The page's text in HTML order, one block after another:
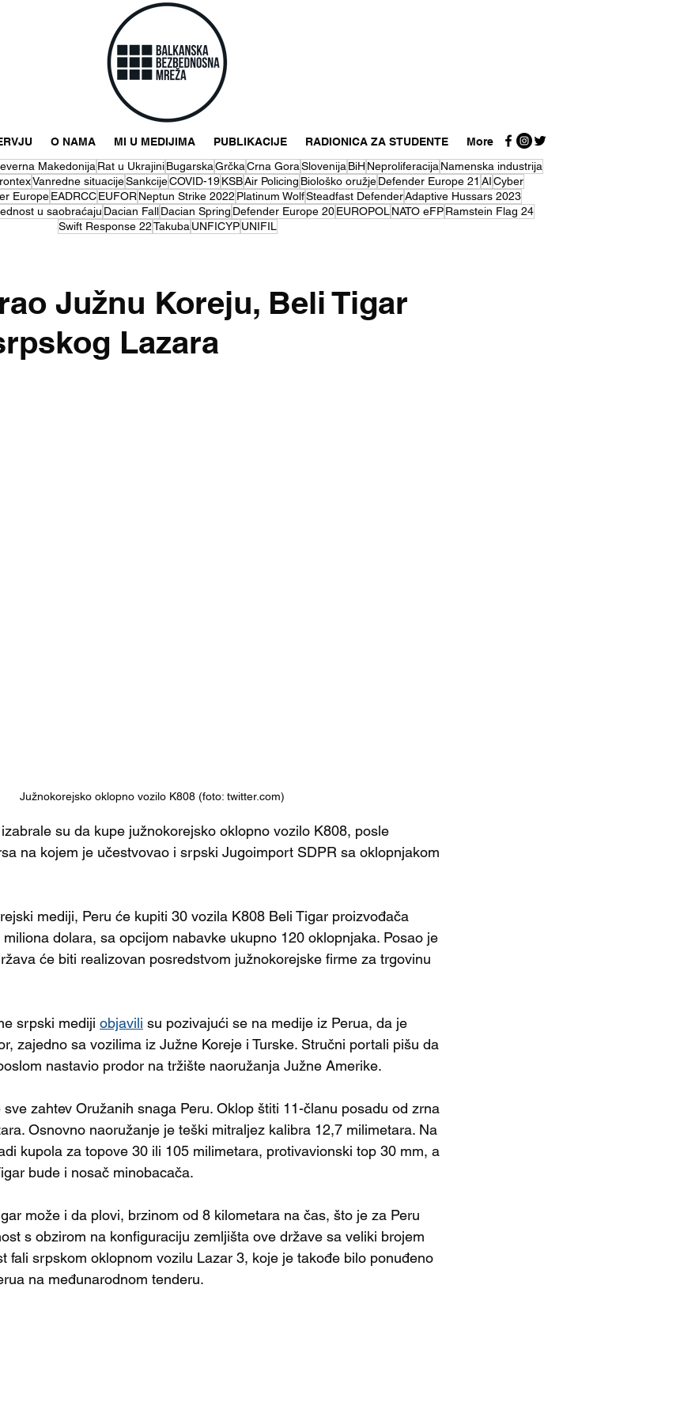
O NAMA MI U MEDIJIMA PUBLIKACIJE RADIONICA ZA STUDENTE
More
Makedonija Rat u UkrajiniBugarskaGrčkaCrna GoraSlovenija BiH Neproliferacija Namenska industrija
Vanredne situacijeSankcijeCOVID-19KSBAir Policing Biološko oružjeDefender Europe 21 AICyber
Europe EADRCC EUFOR Neptun Strike 2022 Platinum WolfSteadfast DefenderAdaptive Hussars 2023
u saobraćaju Dacian FallDacian Spring Defender Europe 20EUROPOLNATO eFPRamstein Flag 24
Swift Response 22Takuba UNFICYPUNIFIL
Južnu Koreju, Beli Tigar
Lazara
Južnokorejsko oklopno vozilo K808 (foto: twitter.com)
su da kupe južnokorejsko oklopno vozilo K808, posle
na kojem je učestvovao i srpski Jugoimport SDPR sa oklopnjakom
mediji, Peru će kupiti 30 vozila K808 Beli Tigar proizvođača
dolara, sa opcijom nabavke ukupno 120 oklopnjaka. Posao je
će biti realizovan posredstvom južnokorejske firme za trgovinu
srpski mediji objavili su pozivajući se na medije iz Perua, da je
zajedno sa vozilima iz Južne Koreje i Turske. Stručni portali pišu da
nastavio prodor na tržište naoružanja Južne Amerike.
zahtev Oružanih snaga Peru. Oklop štiti 11-članu posadu od zrna
Osnovno naoružanje je teški mitraljez kalibra 12,7 milimetara. Na
kupola za topove 30 ili 105 milimetara, protivavionski top 30 mm, a
bude i nosač minobacača.
može i da plovi, brzinom od 8 kilometara na čas, što je za Peru
s obzirom na konfiguraciju zemljišta ove države sa veliki brojem
fali srpskom oklopnom vozilu Lazar 3, koje je takođe bilo ponuđeno
na međunarodnom tenderu.